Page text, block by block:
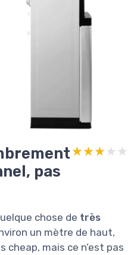
pas
★★★★★
★★★★★
chose de très
un mètre de haut,
mais ce n’est pas